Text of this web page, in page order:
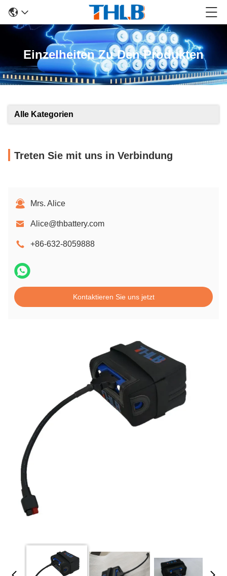
Einzelheiten Zu Den Produkten
Alle Kategorien
Treten Sie mit uns in Verbindung
Mrs. Alice
Alice@thbattery.com
+86-632-8059888
Kontaktieren Sie uns jetzt